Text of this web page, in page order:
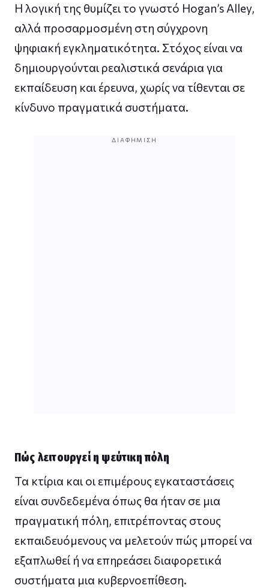
Η λογική της θυμίζει το γνωστό Hogan’s Alley,
αλλά προσαρμοσμένη στη σύγχρονη
ψηφιακή εγκληματικότητα. Στόχος είναι να
δημιουργούνται ρεαλιστικά σενάρια για
εκπαίδευση και έρευνα, χωρίς να τίθενται σε
κίνδυνο πραγματικά συστήματα.
ΔΙΑΦΉΜΙΣΗ
Πώς λειτουργεί η ψεύτικη πόλη
Τα κτίρια και οι επιμέρους εγκαταστάσεις
είναι συνδεδεμένα όπως θα ήταν σε μια
πραγματική πόλη, επιτρέποντας στους
εκπαιδευόμενους να μελετούν πώς μπορεί να
εξαπλωθεί ή να επηρεάσει διαφορετικά
συστήματα μια κυβερνοεπίθεση.